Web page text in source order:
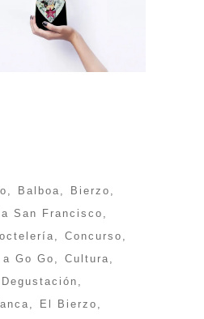
Balboa
Bierzo
San Francisco
Concurso
Go Go
Cultura
Degustación
El Bierzo